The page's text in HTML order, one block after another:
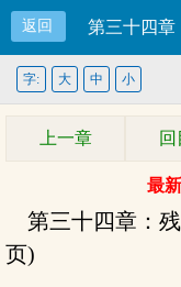
返回 第三十四章
字: 大 中 小
上一章 回
最
第三十四章：
页)